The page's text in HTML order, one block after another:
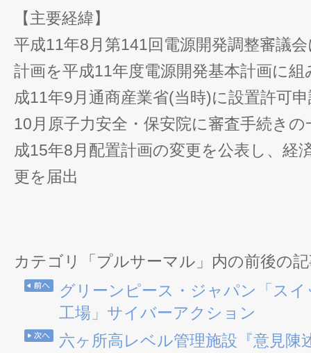
【主要経緯】
平成11年8月第141回電源開発調整審議
計画を平成11年度電源開発基本計画に
成11年9月通商産業省(当時)に設置許可
10月原子力安全・保安院に審査手続き
成15年8月配置計画の変更を公表し、経
更を届出
カテゴリ「プルサーマル」内の前後の
グリーンピース・ジャパン「ス
工場」サイバーアクション
六ヶ所高レベル管理施設『意見陳